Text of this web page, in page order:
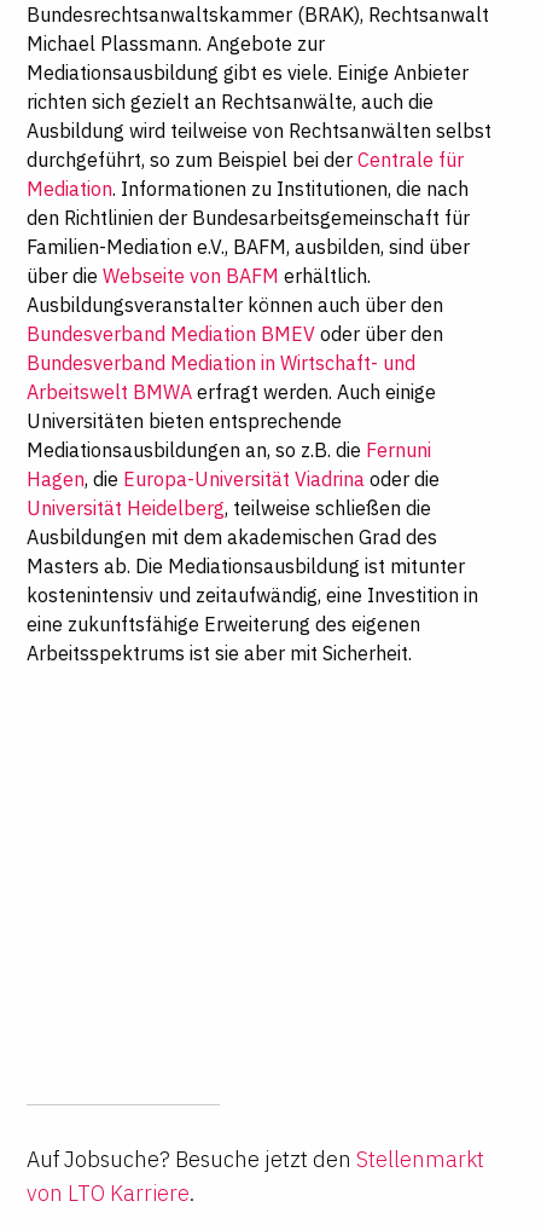
Bundesrechtsanwaltskammer (BRAK), Rechtsanwalt
Michael Plassmann. Angebote zur
Mediationsausbildung gibt es viele. Einige Anbieter
richten sich gezielt an Rechtsanwälte, auch die
Ausbildung wird teilweise von Rechtsanwälten selbst
durchgeführt, so zum Beispiel bei derCentrale für
Mediation. Informationen zu Institutionen, die nach
den Richtlinien der Bundesarbeitsgemeinschaft für
Familien-Mediation e.V., BAFM, ausbilden, sind über
über dieWebseite von BAFM erhältlich.
Ausbildungsveranstalter können auch über den
Bundesverband Mediation BMEV oder über den
Bundesverband Mediation in Wirtschaft- und
Arbeitswelt BMWA erfragt werden. Auch einige
Universitäten bieten entsprechende
Mediationsausbildungen an, so z.B. die Fernuni
Hagen, die Europa-Universität Viadrina oder die
Universität Heidelberg, teilweise schließen die
Ausbildungen mit dem akademischen Grad des
Masters ab. Die Mediationsausbildung ist mitunter
kostenintensiv und zeitaufwändig, eine Investition in
eine zukunftsfähige Erweiterung des eigenen
Arbeitsspektrums ist sie aber mit Sicherheit.
Auf Jobsuche? Besuche jetzt den Stellenmarkt
von LTO Karriere.